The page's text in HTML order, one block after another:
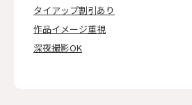
タイアップ割引あり
作品イメージ重視
深夜撮影OK